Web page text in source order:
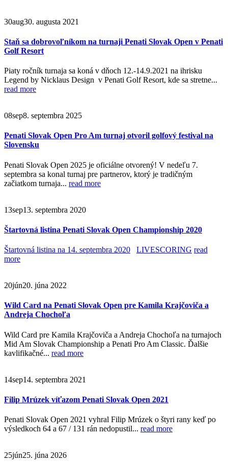
30aug30. augusta 2021
Staň sa dobrovoľníkom na turnaji Penati Slovak Open v Penati
Golf Resort
Piaty ročník turnaja sa koná v dňoch 12.-14.9.2021 na ihrisku
Legend by Nicklaus Design v Penati Golf Resort, kde sa stretne...
read more
08sep8. septembra 2025
Penati Slovak Open Pro Am turnaj otvoril golfový festival na
Slovensku
Penati Slovak Open 2025 je oficiálne otvorený! V nedeľu 7.
septembra sa konal turnaj pre partnerov, ktorý je tradičným
začiatkom turnaja... read more
13sep13. septembra 2020
Štartovná listina Penati Slovak Open Championship 2020
Štartovná listina na 14. septembra 2020 LIVESCORING read
more
20jún20. júna 2022
Wild Card na Penati Slovak Open pre Kamila Krajčoviča a
Andreja Chochoľa
Wild Card pre Kamila Krajčoviča a Andreja Chochoľa na turnajoch
Mid Am Slovak Championship a Penati Pro Am Classic. Ďalšie
kavlifikačné... read more
14sep14. septembra 2021
Filip Mrúzek víťazom Penati Slovak Open 2021
Penati Slovak Open 2021 vyhral Filip Mrúzek o štyri rany keď po
výsledkoch 64 a 67 / 131 rán nedopustil... read more
25jún25. júna 2026